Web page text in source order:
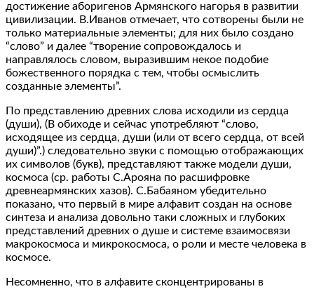
достижение аборигенов Армянского нагорья в развитии
цивилизации. В.Иванов отмечает, что сотворены были не
только материальные элементы; для них было создано
“слово” и далее “творение сопровождалось и
направлялось словом, выразившим некое подобие
божественного порядка с тем, чтобы осмыслить
созданные элементы”.
По представлению древних слова исходили из сердца
(души), (В обиходе и сейчас употребляют “слово,
исходящее из сердца, души (или от всего сердца, от всей
души)”.) следовательно звуки с помощью отображающих
их символов (букв), представляют также модели души,
космоса (ср. работы С.Арояна по расшифровке
древнеармянских хазов). С.Бабаяном убедительно
показано, что первый в мире алфавит создан на основе
синтеза и анализа довольно таки сложных и глубоких
представлений древних о душе и системе взаимосвязи
макрокосмоса и микрокосмоса, о роли и месте человека в
космосе.
Несомненно, что в алфавите сконцентрированы в